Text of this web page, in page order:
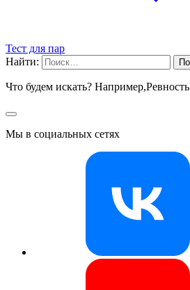
Тест для пар
Найти:
Что будем искать? Например,Ревность
Мы в социальных сетях